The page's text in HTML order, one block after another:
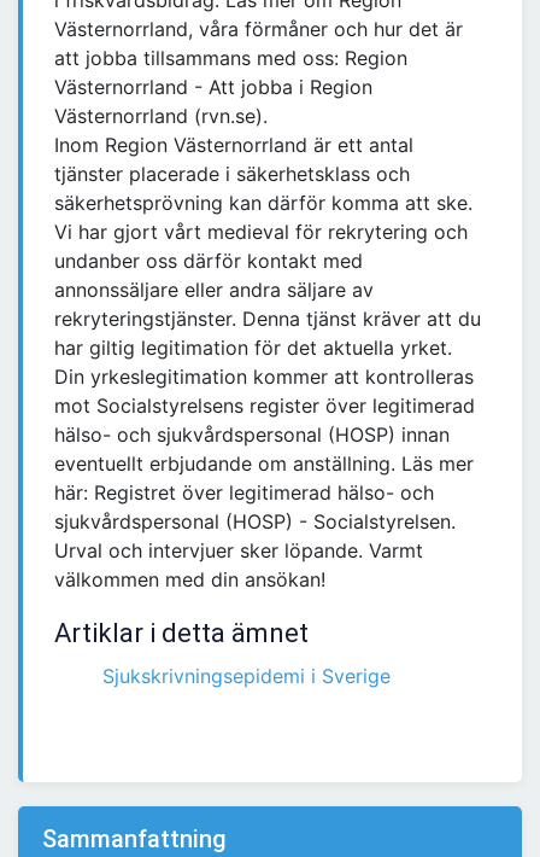
Västernorrland, våra förmåner och hur det är
att jobba tillsammans med oss: Region
Västernorrland - Att jobba i Region
Västernorrland (rvn.se).
Inom Region Västernorrland är ett antal
tjänster placerade i säkerhetsklass och
säkerhetsprövning kan därför komma att ske.
Vi har gjort vårt medieval för rekrytering och
undanber oss därför kontakt med
annonssäljare eller andra säljare av
rekryteringstjänster. Denna tjänst kräver att du
har giltig legitimation för det aktuella yrket.
Din yrkeslegitimation kommer att kontrolleras
mot Socialstyrelsens register över legitimerad
hälso- och sjukvårdspersonal (HOSP) innan
eventuellt erbjudande om anställning. Läs mer
här: Registret över legitimerad hälso- och
sjukvårdspersonal (HOSP) - Socialstyrelsen.
Urval och intervjuer sker löpande. Varmt
välkommen med din ansökan!
Artiklar i detta ämnet
Sjukskrivningsepidemi i Sverige
Sammanfattning